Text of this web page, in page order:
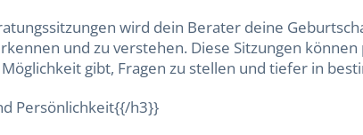
wird dein Berater deine
und zu verstehen. Diese Sitzungen
gibt, Fragen zu stellen und tiefer in
Persönlichkeit{{/h3}}